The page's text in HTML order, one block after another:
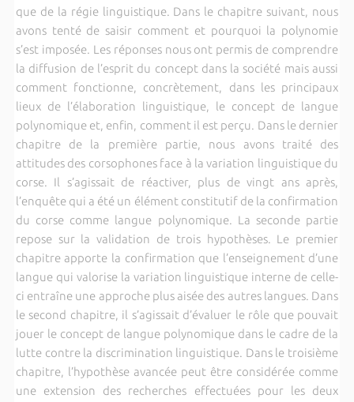
que de la régie linguistique. Dans le chapitre suivant, nous
avons tenté de saisir comment et pourquoi la polynomie
s’est imposée. Les réponses nous ont permis de comprendre
la diffusion de l’esprit du concept dans la société mais aussi
comment fonctionne, concrètement, dans les principaux
lieux de l’élaboration linguistique, le concept de langue
polynomique et, enfin, comment il est perçu. Dans le dernier
chapitre de la première partie, nous avons traité des
attitudes des corsophones face à la variation linguistique du
corse. Il s’agissait de réactiver, plus de vingt ans après,
l’enquête qui a été un élément constitutif de la confirmation
du corse comme langue polynomique. La seconde partie
repose sur la validation de trois hypothèses. Le premier
chapitre apporte la confirmation que l’enseignement d’une
langue qui valorise la variation linguistique interne de celle-
ci entraîne une approche plus aisée des autres langues. Dans
le second chapitre, il s’agissait d’évaluer le rôle que pouvait
jouer le concept de langue polynomique dans le cadre de la
lutte contre la discrimination linguistique. Dans le troisième
chapitre, l’hypothèse avancée peut être considérée comme
une extension des recherches effectuées pour les deux